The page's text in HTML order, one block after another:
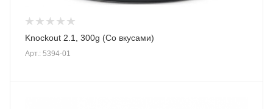
Knockout 2.1, 300g (Со вкусами)
Арт.: 5394-01